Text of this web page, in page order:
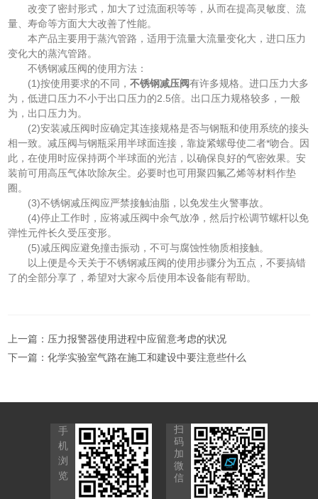
改变了密封形式，加大了过流面积等等，从而在提高灵敏度、流
量、寿命等方面大大改善了性能。
本产品主要用于蒸汽管路，适用于流量大流量变化大，进口压力
变化大的蒸汽管路。
不锈钢减压阀的使用方法：
(1)按使用要求的不同，不锈钢减压阀有许多规格。进口压力大多
为，低进口压力不小于出口压力的2.5倍。出口压力规格较多，一般
为，出口压力为。
(2)安装减压阀时应确定其连接规格是否与钢瓶和使用系统的接头
相一致。减压阀与钢瓶采用半球面连接，靠旋紧螺母使二者*吻合。因
此，在使用时应保持两个半球面的光洁，以确保良好的气密效果。安
装前可用高压气体吹除灰尘。必要时也可用聚四氟乙烯等材料作垫
圈。
(3)不锈钢减压阀应严禁接触油脂，以免发生火警事故。
(4)停止工作时，应将减压阀中余气放净，然后拧松调节螺杆以免
弹性元件长久受压变形。
(5)减压阀应避免撞击振动，不可与腐蚀性物质相接触。
以上便是今天关于不锈钢减压阀的使用步骤分为五点，不要搞错
了的全部分享了，希望对大家今后使用本设备能有帮助。
上一篇： 压力报警器使用进程中应留意考虑的状况
下一篇：化学实验室气路在施工和建设中要注意些什么
手
机
浏
览
扫
码
加
微
信